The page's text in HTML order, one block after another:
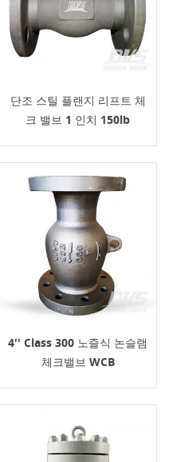
단조 스틸 플랜지 리프트 체
크 밸브 1 인치 150lb
4'' Class 300 노즐식 논슬램
체크밸브 WCB